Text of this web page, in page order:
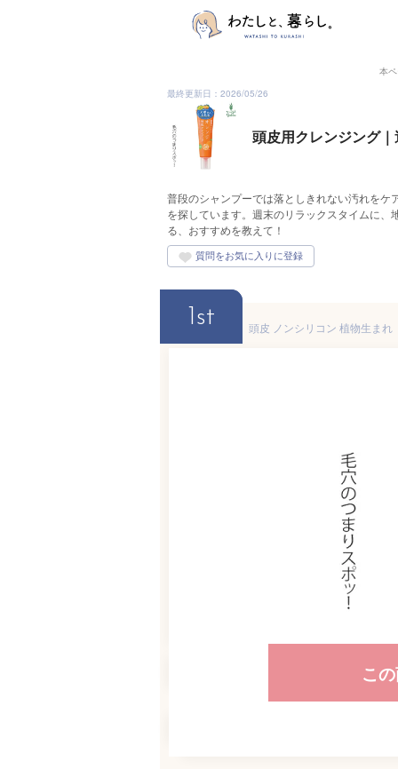
本
最終更新日：2026/05/26
頭皮用クレンジング
普段のシャンプーでは落としきれない汚れを
を探しています。週末のリラックスタイムに
る、おすすめを教えて！
1st
こ